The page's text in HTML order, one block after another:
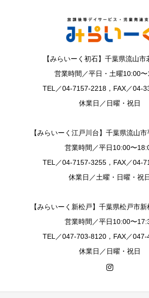
【みらいーく初石】千葉県流山市
営業時間／平日・土曜10:00
TEL／04-7157-2218，FAX／04-
休業日／日曜・祝日
【みらいーく江戸川台】千葉県流山
営業時間／平日10:00〜
TEL／04-7157-3255，FAX／04-
休業日／土曜・日曜・祝
【みらいーく新松戸】千葉県松戸市
営業時間／平日10:00〜
TEL／047-703-8120，FAX／
休業日／日曜・祝日